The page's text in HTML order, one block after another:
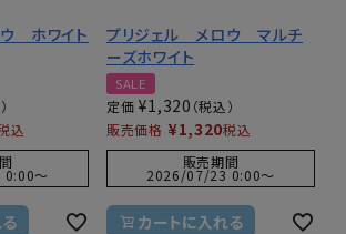
ホワイト
込
0:00〜
プリジェル メロウ マルチ
ーズホワイト
SALE
定価 ¥1,320
販売価格 ¥1,320税込
販売期間
2026/07/23 0:00〜
カートに入れる